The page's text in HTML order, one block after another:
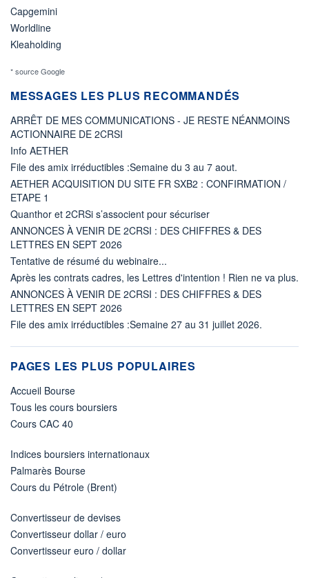
Capgemini
Worldline
Kleaholding
* source Google
MESSAGES LES PLUS RECOMMANDÉS
ARRÊT DE MES COMMUNICATIONS - JE RESTE NÉANMOINS
ACTIONNAIRE DE 2CRSI
Info AETHER
File des amix irréductibles :Semaine du 3 au 7 aout.
AETHER ACQUISITION DU SITE FR SXB2 : CONFIRMATION /
ETAPE 1
Quanthor et 2CRSi s’associent pour sécuriser
ANNONCES À VENIR DE 2CRSI : DES CHIFFRES & DES
LETTRES EN SEPT 2026
Tentative de résumé du webinaire...
Après les contrats cadres, les Lettres d'intention ! Rien ne va plus.
ANNONCES À VENIR DE 2CRSI : DES CHIFFRES & DES
LETTRES EN SEPT 2026
File des amix irréductibles :Semaine 27 au 31 juillet 2026.
PAGES LES PLUS POPULAIRES
Accueil Bourse
Tous les cours boursiers
Cours CAC 40
Indices boursiers internationaux
Palmarès Bourse
Cours du Pétrole (Brent)
Convertisseur de devises
Convertisseur dollar / euro
Convertisseur euro / dollar